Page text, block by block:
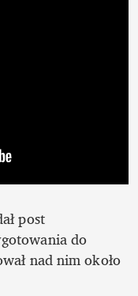
post
do
nad nim około